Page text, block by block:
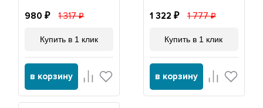
980 1 317
Купить в 1 клик
в корзину
1 322 1 777
Купить в 1 клик
в корзину